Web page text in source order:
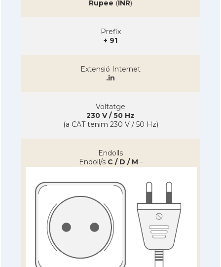
Rupee (INR)
Prefix
+ 91
Extensió Internet
.in
Voltatge
230 V / 50 Hz
(a CAT tenim 230 V / 50 Hz)
Endolls
Endoll/s C / D / M -